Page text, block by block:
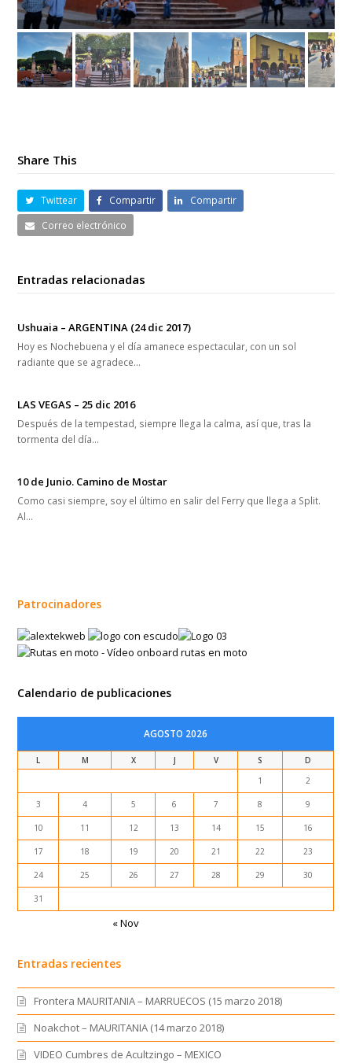
Share This
Twittear Compartir
Compartir
Correo electrónico
Entradas relacionadas
Ushuaia – ARGENTINA (24 dic 2017)
Hoy es Nochebuena y el día amanece espectacular, con un sol
radiante que se agradece…
LAS VEGAS – 25 dic 2016
Después de la tempestad, siempre llega la calma, así que, tras la
tormenta del día…
10 de Junio. Camino de Mostar
Como casi siempre, soy el último en salir del Ferry que llega a Split.
Al…
Patrocinadores
Calendario de publicaciones
AGOSTO 2026
L M X J V S
D
1
2
3 4 5 6 7 8 9
10 11 12 13 14 15 16
17 18 19 20 21 22 23
24 25 26 27 28 29 30
31
« Nov
Entradas recientes
Frontera MAURITANIA – MARRUECOS (15 marzo 2018)
Noakchot – MAURITANIA (14 marzo 2018)
VIDEO Cumbres de Acultzingo – MEXICO